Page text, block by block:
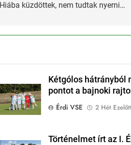
Hiába küzdöttek, nem tudtak nyerni…
Kétgólos hátrányból
pontot a bajnoki
Érdi VSE
2 Hét
Történelmet írt az I.